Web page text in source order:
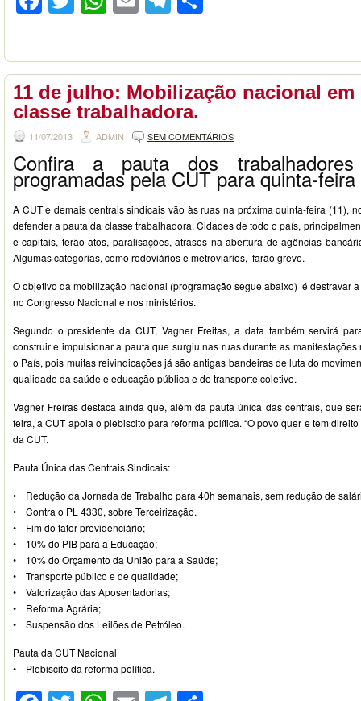
11 de julho: Mobilização nacional em
classe trabalhadora.
11/07/2013 ADMIN SEM COMENTÁRIOS
Confira a pauta dos
programadas pela CUT para quinta-
A CUT e demais centrais sindicais vão às ruas na próxima quinta-feira (11),
defender a pauta da classe trabalhadora. Cidades de todo o país,
e capitais, terão atos, paralisações, atrasos na abertura de agências
Algumas categorias, como rodoviários e metroviários, farão greve.
O objetivo da mobilização nacional (programação segue abaixo) é destravar
no Congresso Nacional e nos ministérios.
Segundo o presidente da CUT, Vagner Freitas, a data também servirá
construir e impulsionar a pauta que surgiu nas ruas durante as
o País, pois muitas reivindicações já são antigas bandeiras de luta do
qualidade da saúde e educação pública e do transporte coletivo.
Vagner Freiras destaca ainda que, além da pauta única das centrais, que
feira, a CUT apoia o plebiscito para reforma política. “O povo quer e tem
da CUT.
Pauta Única das Centrais Sindicais:
• Redução da Jornada de Trabalho para 40h semanais, sem redução de
• Contra o PL 4330, sobre Terceirização.
• Fim do fator previdenciário;
• 10% do PIB para a Educação;
• 10% do Orçamento da União para a Saúde;
• Transporte público e de qualidade;
• Valorização das Aposentadorias;
• Reforma Agrária;
• Suspensão dos Leilões de Petróleo.
Pauta da CUT Nacional
• Plebiscito da reforma política.